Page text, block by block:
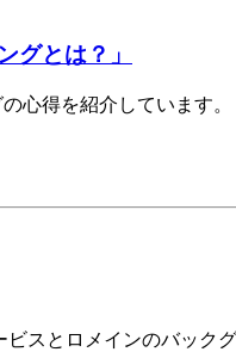
グとは？」
心得を紹介しています
スとロメインのバック